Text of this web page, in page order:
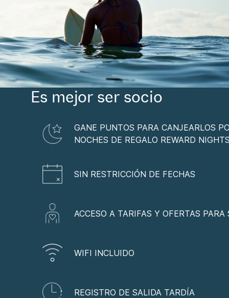
Es mejor ser socio
GANE PUNTOS PARA CANJEARLOS
NOCHES DE REGALO REWARD
SIN RESTRICCIÓN DE FECHAS
ACCESO A TARIFAS Y OFERTAS PARA
WIFI INCLUIDO
REGISTRO DE SALIDA TARDÍA